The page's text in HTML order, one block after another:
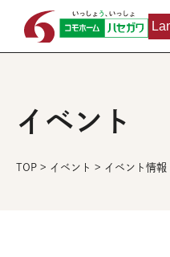
イベント
TOP > イベント > イベント情報